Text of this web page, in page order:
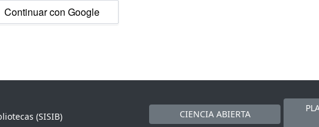
Continuar con Google
(SISIB)
CIENCIA ABIERTA